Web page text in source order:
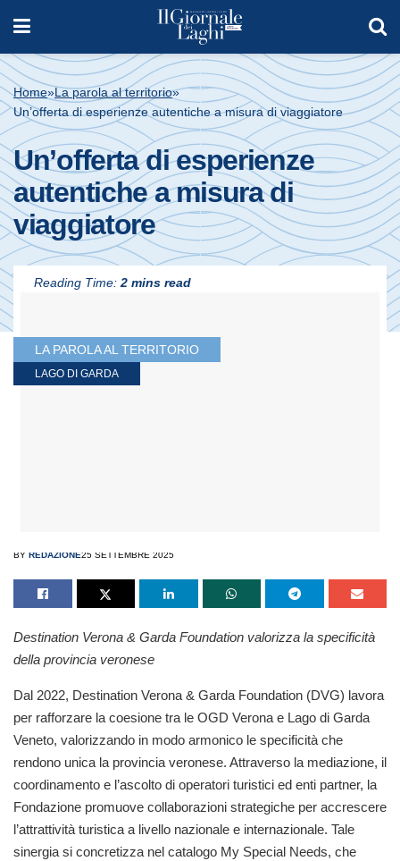
Home»La parola al territorio»
Un’offerta di esperienze autentiche a misura di viaggiatore
Un’offerta di esperienze
autentiche a misura di
viaggiatore
Reading Time:2 mins read
LA PAROLA AL TERRITORIO
LAGO DI GARDA
BY REDAZIONE25 SETTEMBRE 2025
Destination Verona & Garda Foundation valorizza la specificità
della provincia veronese
Dal 2022, Destination Verona & Garda Foundation (DVG) lavora
per rafforzare la coesione tra le OGD Verona e Lago di Garda
Veneto, valorizzando in modo armonico le specificità che
rendono unica la provincia veronese. Attraverso la mediazione, il
coordinamento e l’ascolto di operatori turistici ed enti partner, la
Fondazione promuove collaborazioni strategiche per accrescere
l’attrattività turistica a livello nazionale e internazionale. Tale
sinergia si concretizza nel catalogo My Special Needs, che